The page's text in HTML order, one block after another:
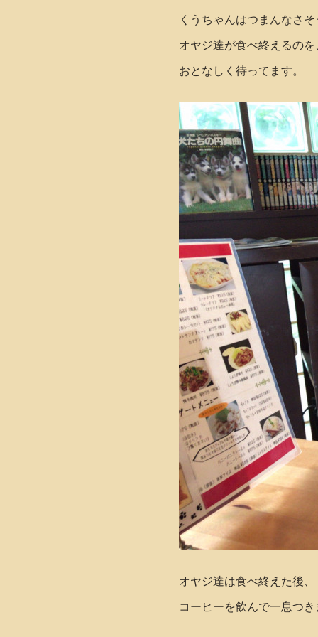
くうちゃんはつまんなさ
オヤジ達が食べ終えるの
おとなしく待ってます。
オヤジ達は食べ終えた後、
コーヒーを飲んで一息つき